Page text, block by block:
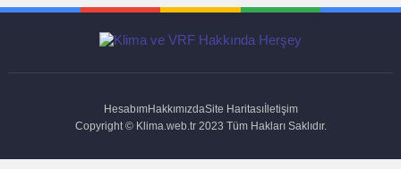
HesabımHakkımızdaSite Haritasıİletişim
Copyright © Klima.web.tr 2023 Tüm Hakları Saklıdır.